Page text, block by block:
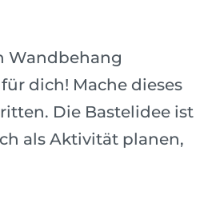
Wandbehang
dich! Mache dieses
Die Bastelidee ist
als Aktivität planen,